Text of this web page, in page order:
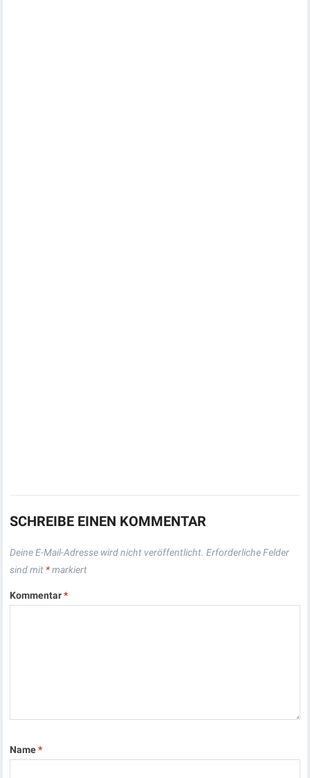
SCHREIBE EINEN KOMMENTAR
Deine E-Mail-Adresse wird nicht veröffentlicht. Erforderliche Felder
sind mit *markiert
Kommentar*
Name*